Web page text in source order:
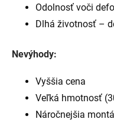
Odolnosť voči
Dlhá životnosť –
Nevýhody:
Vyššia cena
Veľká hmotnosť
Náročnejšia